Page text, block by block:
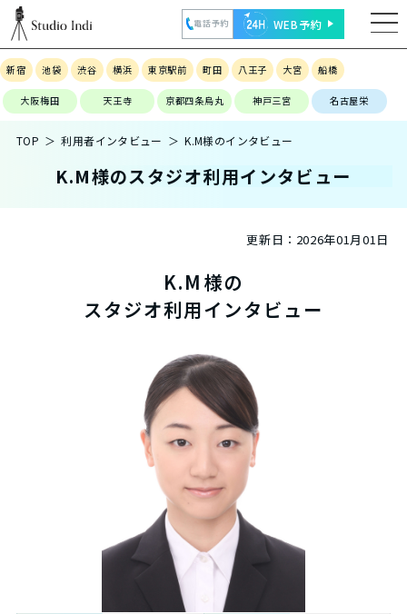
電話予約 WEB予約
新宿 池袋 渋谷 横浜 東京駅前 町田 八王子 大宮 船橋
大阪梅田 天王寺 京都四条烏丸 神戸三宮 名古屋栄
TOP 利用者インタビュー K.M様のインタビュー
K.M様のスタジオ利用インタビュー
更新日： 2026年01月01日
K.M様の
スタジオ利用インタビュー